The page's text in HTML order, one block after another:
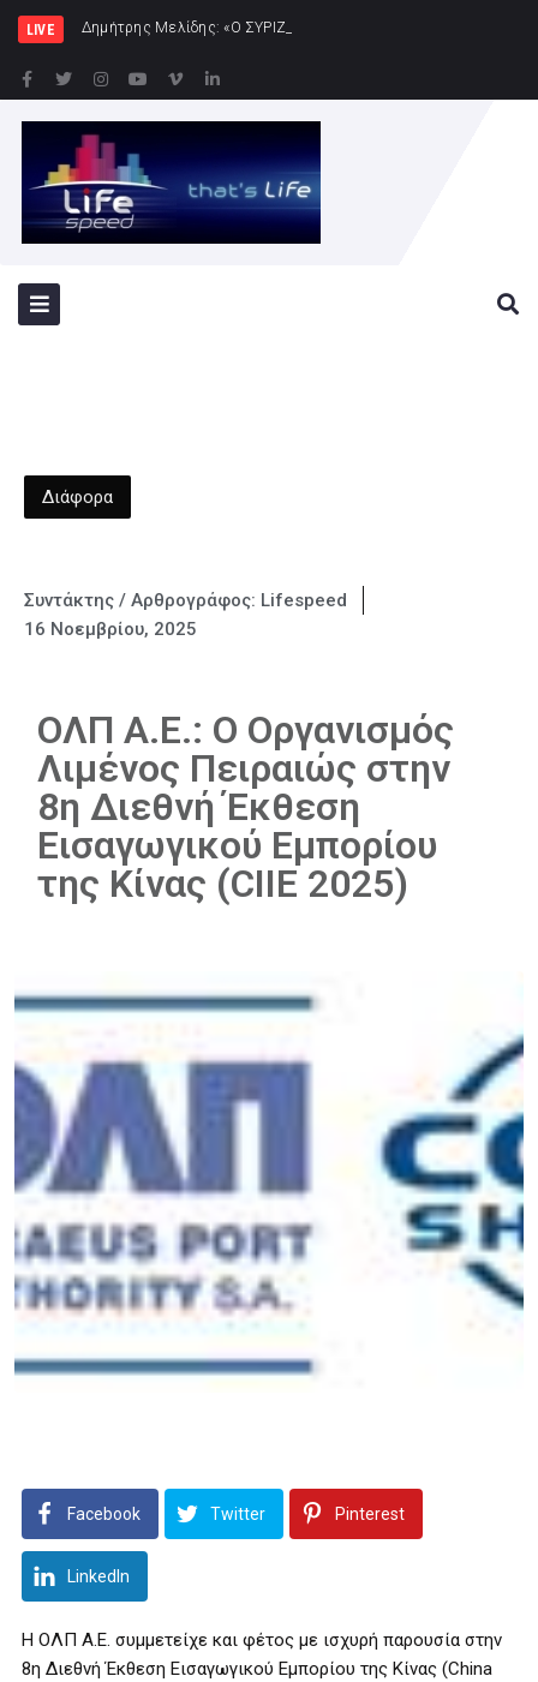
LIVE Δημήτρης Μελίδης: «Ο ΣΥΡΙΖΑ-ΠΣ είναι εδώ – πλήρης
Διάφορα
Συντάκτης / Αρθρογράφος: Lifespeed
16 Νοεμβρίου, 2025
ΟΛΠ Α.Ε.: Ο Οργανισμός
Λιμένος Πειραιώς στην
8η Διεθνή Έκθεση
Εισαγωγικού Εμπορίου
της Κίνας (CIIE 2025)
Facebook Twitter Pinterest
LinkedIn
Η ΟΛΠ Α.Ε. συμμετείχε και φέτος με ισχυρή παρουσία στην
8η Διεθνή Έκθεση Εισαγωγικού Εμπορίου της Κίνας (China